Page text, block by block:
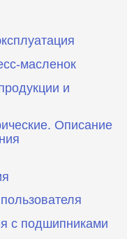
и
Описание
с подшипниками